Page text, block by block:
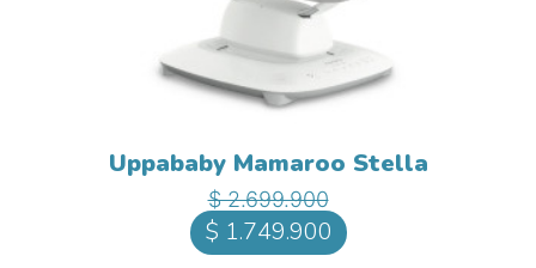
Uppababy Mamaroo Stella
Precio base
$ 2.699.900Precio
$ 1.749.900